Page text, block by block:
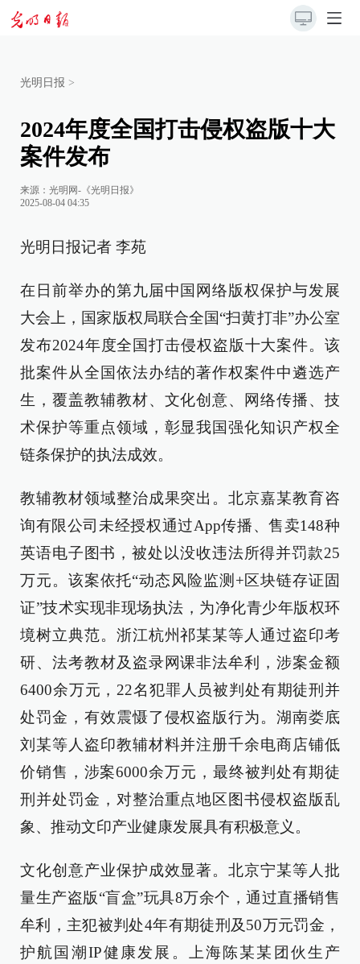
光明日报 >
2024年度全国打击侵权盗版十大
案件发布
来源： 光明网-《光明日报》
2025-08-04 04:35
光明日报记者 李苑
在日前举办的第九届中国网络版权保护与发展
大会上，国家版权局联合全国“扫黄打非”办公室
发布2024年度全国打击侵权盗版十大案件。该
批案件从全国依法办结的著作权案件中遴选产
生，覆盖教辅教材、文化创意、网络传播、技
术保护等重点领域，彰显我国强化知识产权全
链条保护的执法成效。
教辅教材领域整治成果突出。北京嘉某教育咨
询有限公司未经授权通过App传播、售卖148种
英语电子图书，被处以没收违法所得并罚款25
万元。该案依托“动态风险监测+区块链存证固
证”技术实现非现场执法，为净化青少年版权环
境树立典范。浙江杭州祁某某等人通过盗印考
研、法考教材及盗录网课非法牟利，涉案金额
6400余万元，22名犯罪人员被判处有期徒刑并
处罚金，有效震慑了侵权盗版行为。湖南娄底
刘某等人盗印教辅材料并注册千余电商店铺低
价销售，涉案6000余万元，最终被判处有期徒
刑并处罚金，对整治重点地区图书侵权盗版乱
象、推动文印产业健康发展具有积极意义。
文化创意产业保护成效显著。北京宁某等人批
量生产盗版“盲盒”玩具8万余个，通过直播销售
牟利，主犯被判处4年有期徒刑及50万元罚金，
护航国潮IP健康发展。上海陈某某团伙生产